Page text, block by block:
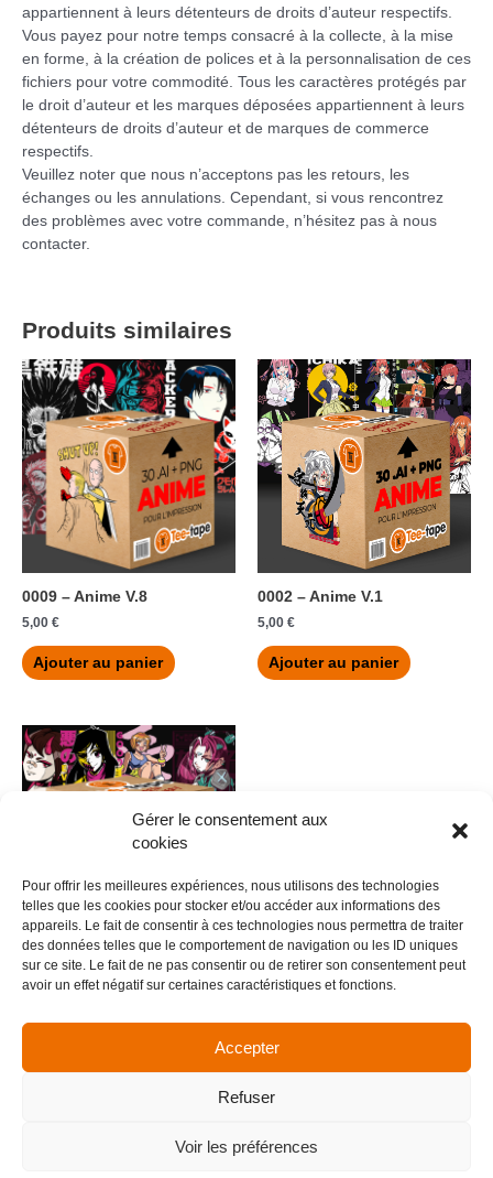
Gérer le consentement aux
cookies
Pour offrir les meilleures expériences, nous utilisons des technologies
telles que les cookies pour stocker et/ou accéder aux informations des
appareils. Le fait de consentir à ces technologies nous permettra de traiter
des données telles que le comportement de navigation ou les ID uniques
sur ce site. Le fait de ne pas consentir ou de retirer son consentement peut
avoir un effet négatif sur certaines caractéristiques et fonctions.
Accepter
Refuser
Voir les préférences
appartiennent à leurs détenteurs de droits d’auteur respectifs.
Vous payez pour notre temps consacré à la collecte, à la mise
en forme, à la création de polices et à la personnalisation de ces
fichiers pour votre commodité. Tous les caractères protégés par
le droit d’auteur et les marques déposées appartiennent à leurs
détenteurs de droits d’auteur et de marques de commerce
respectifs.
Veuillez noter que nous n’acceptons pas les retours, les
échanges ou les annulations. Cependant, si vous rencontrez
des problèmes avec votre commande, n’hésitez pas à nous
contacter.
Produits similaires
0009 – Anime V.8
5,00 €
Ajouter au panier
0002 – Anime V.1
5,00 €
Ajouter au panier
0013 – Anime V.12
5,00 €
Ajouter au panier
Menu